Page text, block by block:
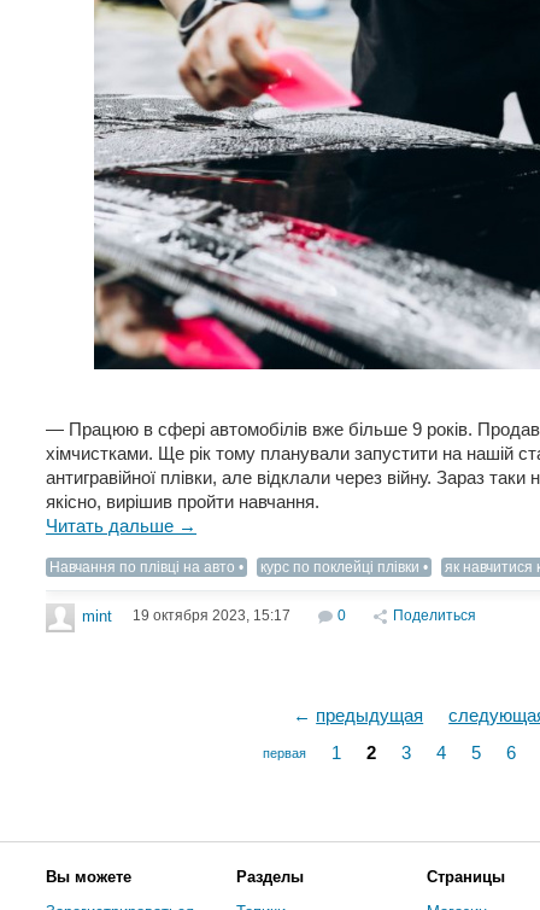
— Працюю в сфері автомобілів вже більше 9 років.
хімчистками. Ще рік тому планували запустити на нашій
антигравійної плівки, але відклали через війну. Зараз
якісно, вирішив пройти навчання.
Читать дальше →
Навчання по плівці на авто курс по поклейці плівки як навчитися
mint 19 октября 2023, 15:17 0 Поделиться
← предыдущая
первая 1 2 3 4 5 6
Вы можете
Разделы
Страницы